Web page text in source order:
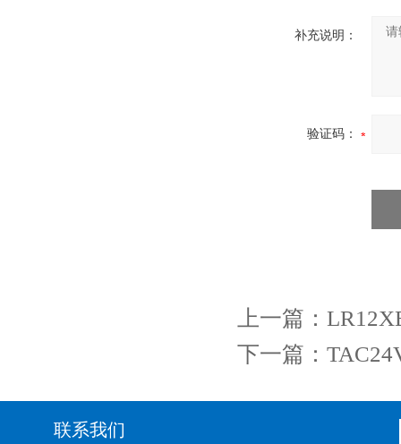
补充说明：
验证码：
上一篇：
下一篇：
联系我们